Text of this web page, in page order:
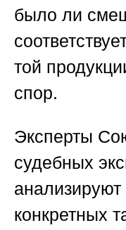
было ли
той
спор.
Эксперты
судебных
анализируют
конкретных